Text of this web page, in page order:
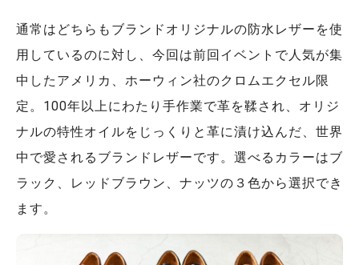
通常はどちらもブランドオリジナルの防水レザーを使
用しているのに対し、今回は前回イベントで人気が集
中したアメリカ、ホーウィン社のクロムエクセル限
定。100年以上にわたり手作業で革を鞣され、オリジ
ナルの特性オイルをじっくりと革に漬け込んだ、世界
中で愛されるブランドレザーです。選べるカラーはブ
ラック、レッドブラウン、ナッツの３色から選択でき
ます。